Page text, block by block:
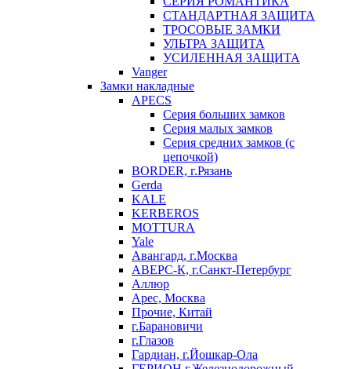
СТАНДАРТНАЯ ЗАЩИТА
ТРОСОВЫЕ ЗАМКИ
УЛЬТРА ЗАЩИТА
УСИЛЕННАЯ ЗАЩИТА
Vanger
Замки накладные
APECS
Серия больших замков
Серия малых замков
Серия средних замков (с
цепочкой)
BORDER, г.Рязань
Gerda
KALE
KERBEROS
MOTTURA
Yale
Авангард, г.Москва
АВЕРС-К, г.Санкт-Петербург
Аллюр
Арес, Москва
Прочие, Китай
г.Барановичи
г.Глазов
Гардиан, г.Йошкар-Ола